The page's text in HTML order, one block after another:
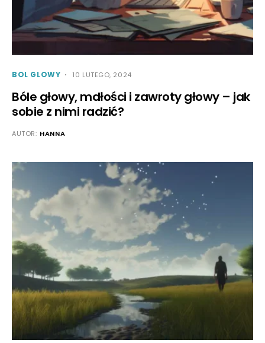
BOL GLOWY 10 LUTEGO, 2024
Bóle głowy, mdłości i zawroty głowy – jak
sobie z nimi radzić?
AUTOR: HANNA